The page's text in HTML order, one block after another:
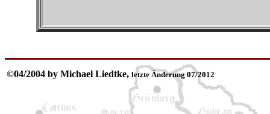
©04/2004 by Michael Liedtke, letzte Änderung 07/2012